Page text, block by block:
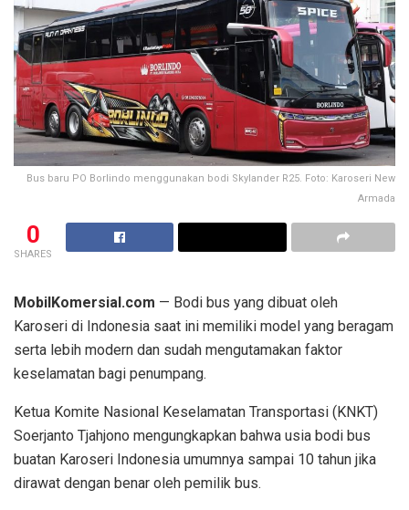
Bus baru PO Borlindo menggunakan bodi Skylander R25. Foto: Karoseri New
Armada
0
SHARES
MobilKomersial.com — Bodi bus yang dibuat oleh
Karoseri di Indonesia saat ini memiliki model yang beragam
serta lebih modern dan sudah mengutamakan faktor
keselamatan bagi penumpang.
Ketua Komite Nasional Keselamatan Transportasi (KNKT)
Soerjanto Tjahjono mengungkapkan bahwa usia bodi bus
buatan Karoseri Indonesia umumnya sampai 10 tahun jika
dirawat dengan benar oleh pemilik bus.